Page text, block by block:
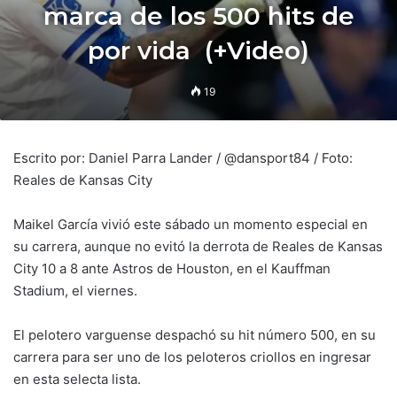
marca de los 500 hits de
por vida (+Video)
19
Escrito por: Daniel Parra Lander / @dansport84 / Foto:
Reales de Kansas City
Maikel García vivió este sábado un momento especial en
su carrera, aunque no evitó la derrota de Reales de Kansas
City 10 a 8 ante Astros de Houston, en el Kauffman
Stadium, el viernes.
El pelotero varguense despachó su hit número 500, en su
carrera para ser uno de los peloteros criollos en ingresar
en esta selecta lista.